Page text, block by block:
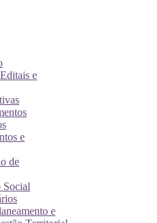
e
e
de
Social
e